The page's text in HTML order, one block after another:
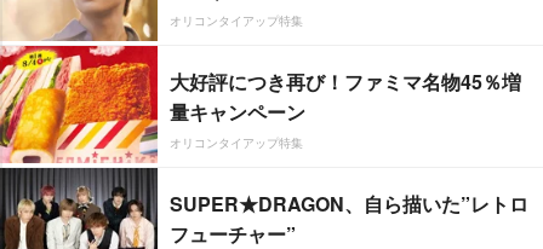
オリコンタイアップ特集
大好評につき再び！ファミマ名物45％増
量キャンペーン
オリコンタイアップ特集
SUPER★DRAGON、自ら描いた”レトロ
フューチャー”